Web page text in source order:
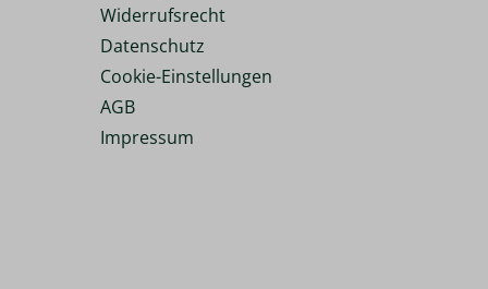
Widerrufsrecht
Datenschutz
Cookie-Einstellungen
AGB
Impressum